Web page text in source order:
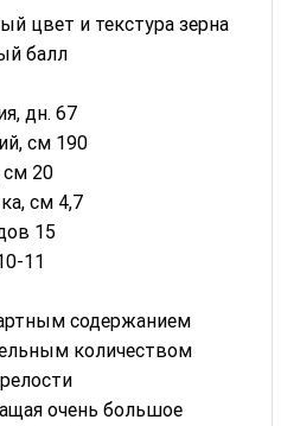
цвет и текстура зерна
балл
дн. 67
см 190
см 20
см 4,7
15
11
содержанием
количеством
очень большое